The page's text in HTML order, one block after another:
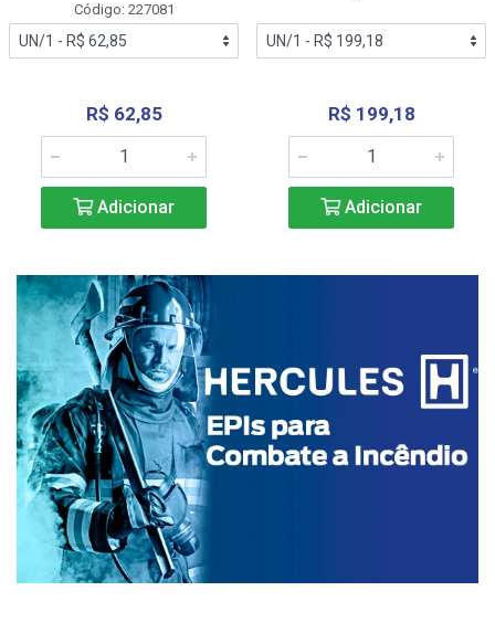
Código: 227081
R$ 62,85
Adicionar
R$ 199,18
Adicionar